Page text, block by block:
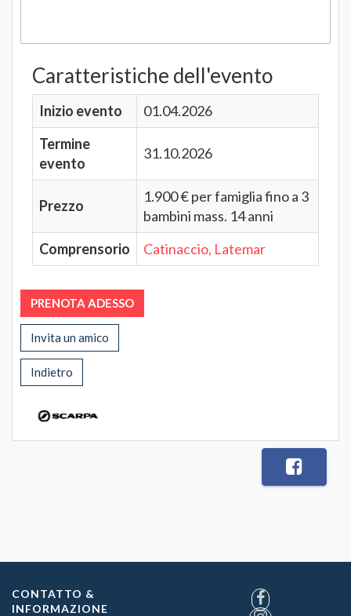
Caratteristiche dell'evento
Inizio evento
01.04.2026
Termine
evento
31.10.2026
Prezzo
1.900 € per famiglia fino a 3
bambini mass. 14 anni
Comprensorio
Catinaccio, Latemar
PRENOTA ADESSO
Invita un amico
Indietro
CONTATTO &
INFORMAZIONE